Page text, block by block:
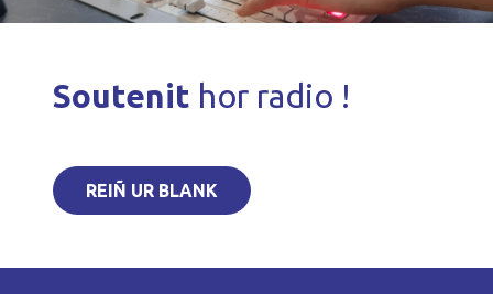
Soutenit hor radio !
REIÑ UR BLANK